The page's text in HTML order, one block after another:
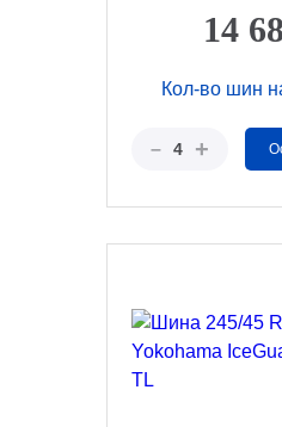
14
Кол-во шин
– 4 +